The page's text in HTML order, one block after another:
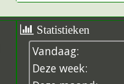
Statistieken
Vandaag:
Deze week: